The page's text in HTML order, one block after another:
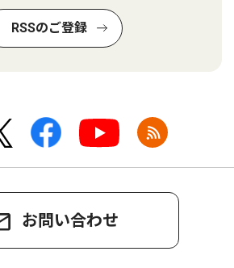
RSSのご登録
お問い合わせ